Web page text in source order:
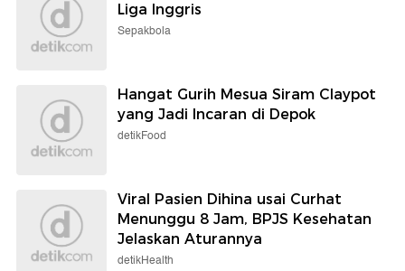
Liga Inggris
Sepakbola
Hangat Gurih Mesua Siram Claypot
yang Jadi Incaran di Depok
detikFood
Viral Pasien Dihina usai Curhat
Menunggu 8 Jam, BPJS Kesehatan
Jelaskan Aturannya
detikHealth